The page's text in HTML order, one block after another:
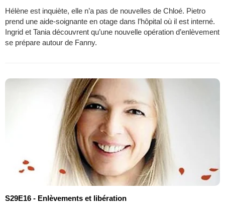
Hélène est inquiète, elle n’a pas de nouvelles de Chloé. Pietro
prend une aide-soignante en otage dans l’hôpital où il est interné.
Ingrid et Tania découvrent qu’une nouvelle opération d’enlèvement
se prépare autour de Fanny.
S29E16 - Enlèvements et libération